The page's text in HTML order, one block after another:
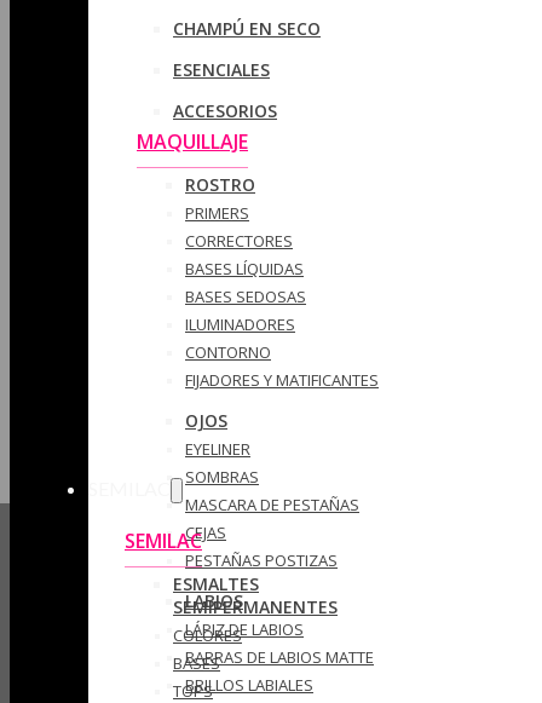
CHAMPÚ EN SECO
ESENCIALES
ACCESORIOS
MAQUILLAJE
ROSTRO
PRIMERS
CORRECTORES
BASES LÍQUIDAS
BASES SEDOSAS
ILUMINADORES
CONTORNO
FIJADORES Y MATIFICANTES
OJOS
EYELINER
SOMBRAS
MASCARA DE PESTAÑAS
CEJAS
PESTAÑAS POSTIZAS
LABIOS
LÁPIZ DE LABIOS
BARRAS DE LABIOS MATTE
BRILLOS LABIALES
SEMILAC
ESMALTES
SEMIPERMANENTES
COLORES
BASES
TOPS